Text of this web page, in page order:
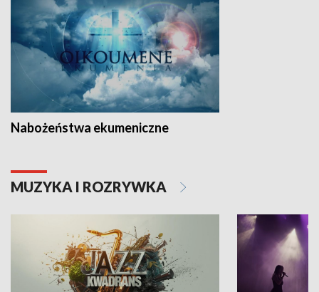
Nabożeństwa ekumeniczne
MUZYKA I ROZRYWKA